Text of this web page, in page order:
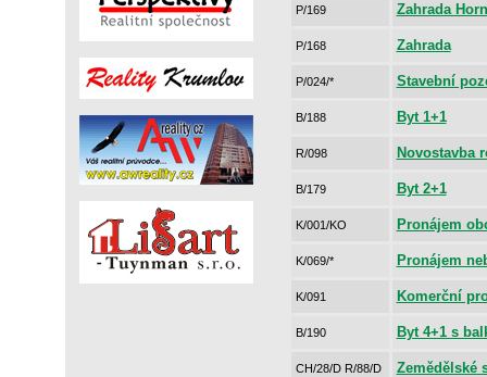
P/169 Zahrada
P/168 Zahrada
P/024/* Stavební
B/188 Byt 1+1
R/098 Novostavba
B/179 Byt 2+1
K/001/KO Pronájem
K/069/* Pronájem
K/091 Komerční
B/190 Byt 4+1 s
CH/28/D R/88/D Zemědělské